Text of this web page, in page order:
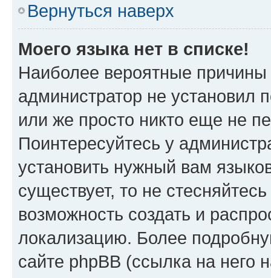
Вернуться наверх
Моего языка нет в списке!
Наиболее вероятные причины
администратор не установил
или же просто никто еще не
Поинтересуйтесь у
установить нужный вам
существует, то не
возможность создать и
локализацию. Более
сайте phpBB (ссылка на него